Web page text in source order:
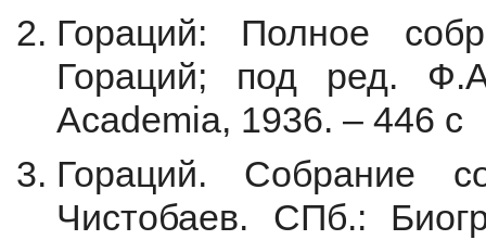
Гораций: Полное
Гораций; под ред.
Academia, 1936. – 446 с
Гораций. Собрание
Чистобаев. СПб.: